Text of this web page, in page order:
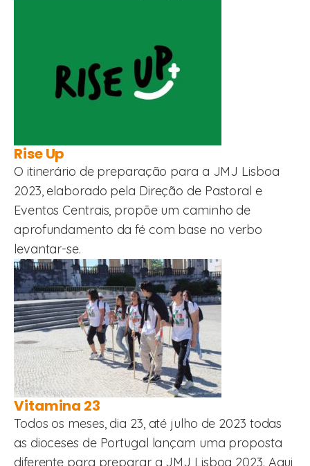
Rise Up
O itinerário de preparação para a JMJ Lisboa
2023, elaborado pela Direção de Pastoral e
Eventos Centrais, propõe um caminho de
aprofundamento da fé com base no verbo
levantar-se.
Vitamina 23
Todos os meses, dia 23, até julho de 2023 todas
as dioceses de Portugal lançam uma proposta
diferente para preparar a JMJ Lisboa 2023. Aqui